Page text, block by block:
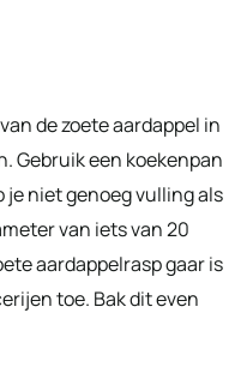
de zoete aardappel in
Gebruik een koekenpan
je niet genoeg vulling als
van iets van 20
aardappelrasp gaar is
toe. Bak dit even